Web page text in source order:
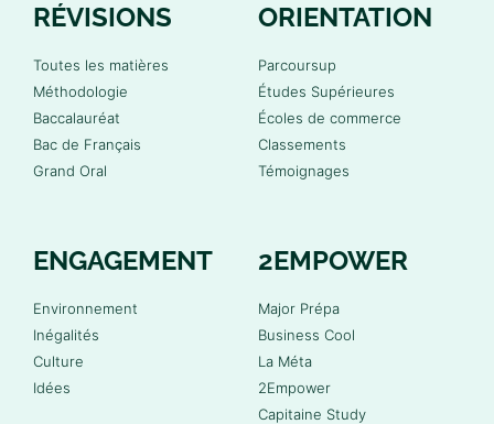
RÉVISIONS
Toutes les matières
Méthodologie
Baccalauréat
Bac de Français
Grand Oral
ORIENTATION
Parcoursup
Études Supérieures
Écoles de commerce
Classements
Témoignages
ENGAGEMENT
Environnement
Inégalités
Culture
Idées
2EMPOWER
Major Prépa
Business Cool
La Méta
2Empower
Capitaine Study